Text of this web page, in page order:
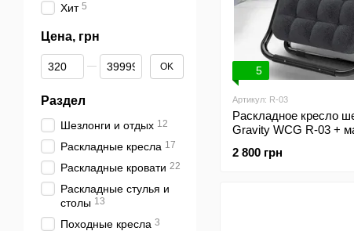
5
Артикул: R-03
Раскладное кресло
Gravity WCG R-03 +
2 800 грн
Хит 5
Цена, грн
От Цена, грн
До Цена, грн OK
Раздел
Шезлонги и отдых 12
Раскладные кресла 17
Раскладные кровати 22
Раскладные стулья и
столы 13
Походные кресла 3